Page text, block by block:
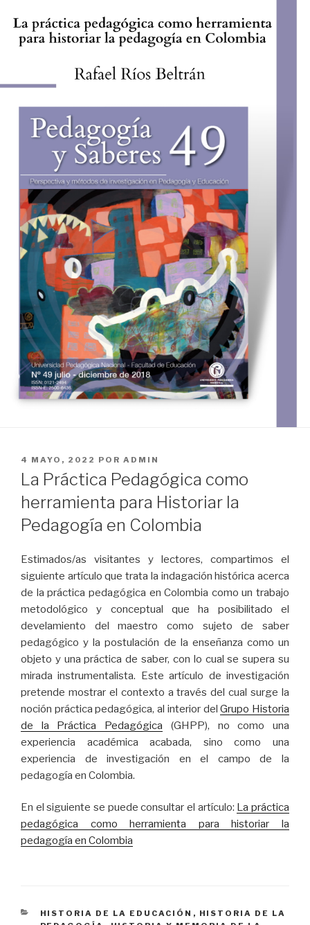
PUBLICADO
EL
4 MAYO, 2022 POR ADMIN
La Práctica Pedagógica como
herramienta para Historiar la
Pedagogía en Colombia
Estimados/as visitantes y lectores, compartimos el
siguiente artículo que trata la indagación histórica acerca
de la práctica pedagógica en Colombia como un trabajo
metodológico y conceptual que ha posibilitado el
develamiento del maestro como sujeto de saber
pedagógico y la postulación de la enseñanza como un
objeto y una práctica de saber, con lo cual se supera su
mirada instrumentalista. Este artículo de investigación
pretende mostrar el contexto a través del cual surge la
noción práctica pedagógica, al interior delGrupo Historia
de la Práctica Pedagógica (GHPP), no como una
experiencia académica acabada, sino como una
experiencia de investigación en el campo de la
pedagogía en Colombia.
En el siguiente se puede consultar el artículo: La práctica
pedagógica como herramienta para historiar la
pedagogía en Colombia
CATEGORÍAS
HISTORIA DE LA EDUCACIÓN , HISTORIA DE LA